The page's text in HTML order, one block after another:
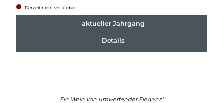
Derzeit nicht verfügbar
aktueller Jahrgang
Details
Ein Wein von umwerfender Eleganz!